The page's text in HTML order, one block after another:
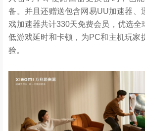
备。并且还赠送包含网易UU加速器、
戏加速器共计330天免费会员，优选全
低游戏延时和卡顿，为PC和主机玩家
验。